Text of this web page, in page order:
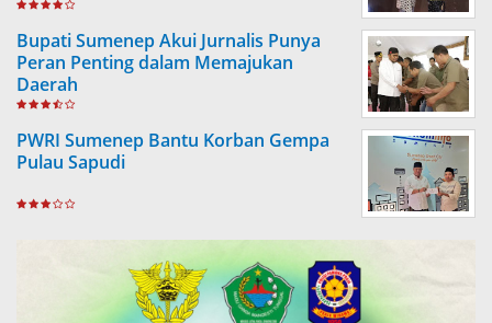
Bupati Sumenep Akui Jurnalis Punya
Peran Penting dalam Memajukan
Daerah
PWRI Sumenep Bantu Korban Gempa
Pulau Sapudi